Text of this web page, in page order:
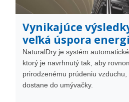
Vynikajúce
veľká úspora
NaturalDry je systém
ktorý je navrhnutý tak, aby
prirodzenému prúdeniu
dostane do umývačky.